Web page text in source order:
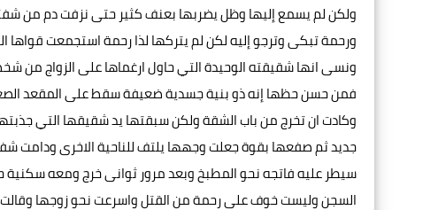
ولكن لم يسمع إليها وظل يضربها بعنف كثير حتى نزفت دم من
ورحمة تبكى وترجو إليه لكن لم يتركها لذا رحمة استجمعت قواها
ونسى انها شقيقته الوحيدة التي حاول ارغماها على الزواج
فمن حسن حظها إنه ذو بنية جسدية ضعيفة سقط على المقعد
وكادت ان تخرج من باب الشقة ولكن سبقتها يد شقيقها التي
جديد ثم صفعها بقوة جعلت وجهها يلتف للناحية الاخرى ودامت
سيطر عليه فاتجه نحو المطبخ وبعد مرور ثوانى خرج ومعه
السجن وليست خوف على رحمة من القتل واسرعت نحو زوجها وقالت